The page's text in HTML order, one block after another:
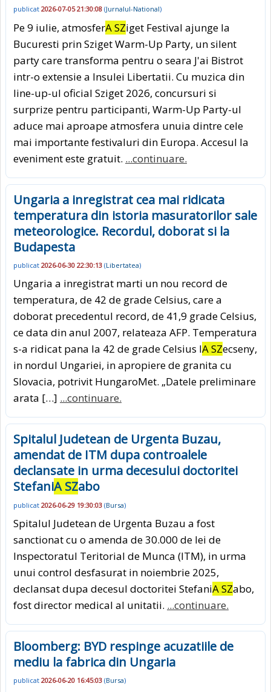
publicat 2026-07-05 21:30:08 (Jurnalul-National)
Pe 9 iulie, atmosferA SZiget Festival ajunge la
Bucuresti prin Sziget Warm-Up Party, un silent
party care transforma pentru o seara J'ai Bistrot
intr-o extensie a Insulei Libertatii. Cu muzica din
line-up-ul oficial Sziget 2026, concursuri si
surprize pentru participanti, Warm-Up Party-ul
aduce mai aproape atmosfera unuia dintre cele
mai importante festivaluri din Europa. Accesul la
eveniment este gratuit. ...continuare.
Ungaria a inregistrat cea mai ridicata
temperatura din istoria masuratorilor sale
meteorologice. Recordul, doborat si la
Budapesta
publicat 2026-06-30 22:30:13 (Libertatea)
Ungaria a inregistrat marti un nou record de
temperatura, de 42 de grade Celsius, care a
doborat precedentul record, de 41,9 grade Celsius,
ce data din anul 2007, relateaza AFP. Temperatura
s-a ridicat pana la 42 de grade Celsius lA SZecseny,
in nordul Ungariei, in apropiere de granita cu
Slovacia, potrivit HungaroMet. „Datele preliminare
arata […] ...continuare.
Spitalul Judetean de Urgenta Buzau,
amendat de ITM dupa controalele
declansate in urma decesului doctoritei
StefaniA SZabo
publicat 2026-06-29 19:30:03 (Bursa)
Spitalul Judetean de Urgenta Buzau a fost
sanctionat cu o amenda de 30.000 de lei de
Inspectoratul Teritorial de Munca (ITM), in urma
unui control desfasurat in noiembrie 2025,
declansat dupa decesul doctoritei StefaniA SZabo,
fost director medical al unitatii. ...continuare.
Bloomberg: BYD respinge acuzatiile de
mediu la fabrica din Ungaria
publicat 2026-06-20 16:45:03 (Bursa)